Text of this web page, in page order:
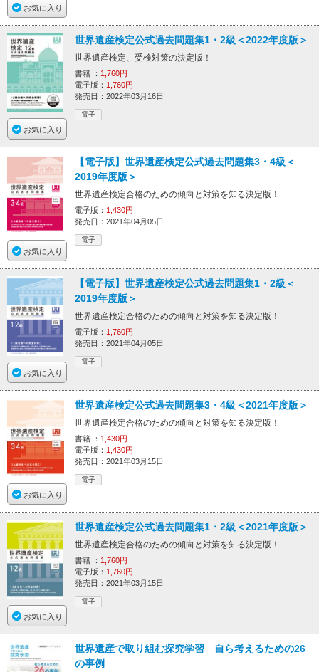
お気に入り
お気に入り
世界遺産検定公式過去問題集1・2級＜2022年度版＞
世界遺産検定、受検対策の決定版！
書籍 ： 1,760円
電子版： 1,760円
発売日：2022年03月16日
電子
お気に入り
【電子版】世界遺産検定公式過去問題集3・4級＜
2019年度版＞
世界遺産検定合格のための傾向と対策を知る決定版！
電子版： 1,430円
発売日：2021年04月05日
電子
お気に入り
【電子版】世界遺産検定公式過去問題集1・2級＜
2019年度版＞
世界遺産検定合格のための傾向と対策を知る決定版！
電子版： 1,760円
発売日：2021年04月05日
電子
お気に入り
世界遺産検定公式過去問題集3・4級＜2021年度版＞
世界遺産検定合格のための傾向と対策を知る決定版！
書籍 ： 1,430円
電子版： 1,430円
発売日：2021年03月15日
電子
お気に入り
世界遺産検定公式過去問題集1・2級＜2021年度版＞
世界遺産検定合格のための傾向と対策を知る決定版！
書籍 ： 1,760円
電子版： 1,760円
発売日：2021年03月15日
電子
世界遺産で取り組む探究学習 自ら考えるための26
の事例